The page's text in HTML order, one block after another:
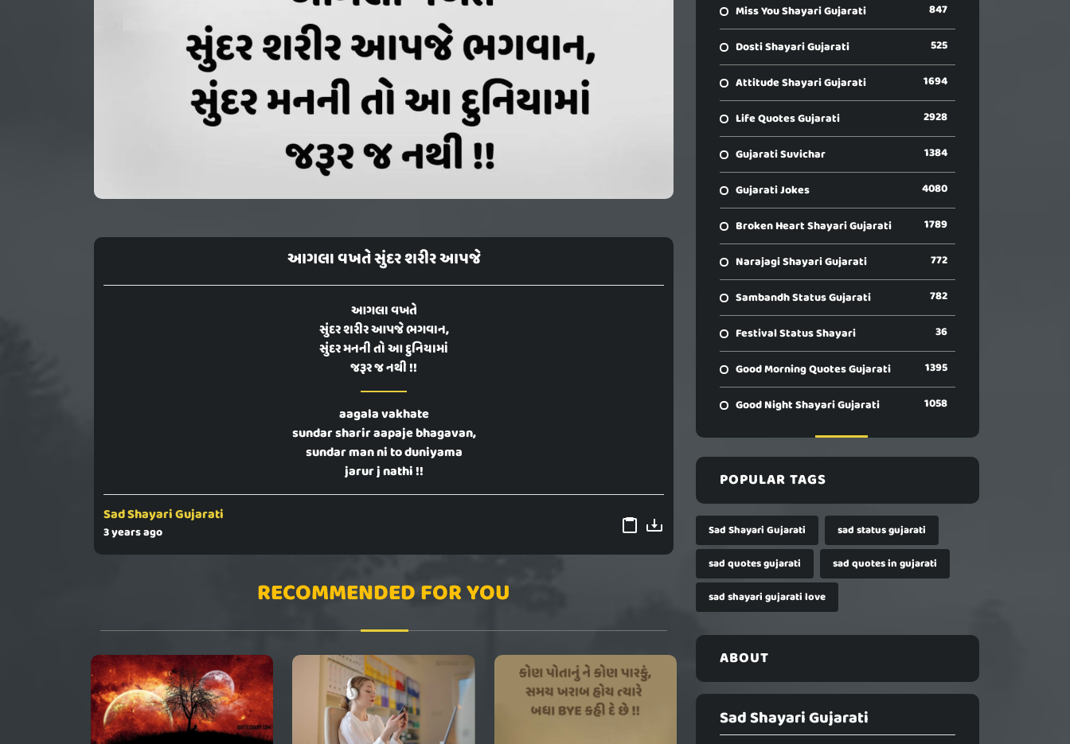
આગલા વખતે સુંદર શરીર આપજે
આગલા વખતે
સુંદર શરીર આપજે ભગવાન,
સુંદર મનની તો આ દુનિયામાં
જરૂર જ નથી !!
aagala vakhate
sundar sharir aapaje bhagavan,
sundar man ni to duniyama
jarur j nathi !!
Sad Shayari Gujarati
3 years ago
RECOMMENDED FOR YOU
Miss You Shayari Gujarati 847
Dosti Shayari Gujarati 525
Attitude Shayari Gujarati 1694
Life Quotes Gujarati 2928
Gujarati Suvichar 1384
Gujarati Jokes 4080
Broken Heart Shayari Gujarati 1789
Narajagi Shayari Gujarati 772
Sambandh Status Gujarati 782
Festival Status Shayari 36
Good Morning Quotes Gujarati 1395
Good Night Shayari Gujarati 1058
POPULAR TAGS
Sad Shayari Gujarati
sad status gujarati
sad quotes gujarati
sad quotes in gujarati
sad shayari gujarati love
ABOUT
Sad Shayari Gujarati